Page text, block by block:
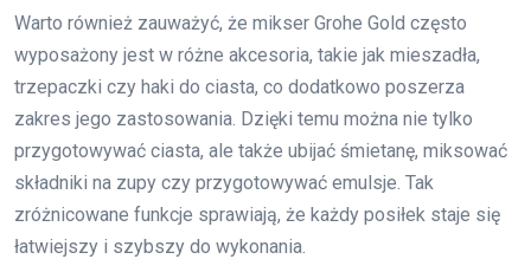
Warto również zauważyć, że mikser Grohe Gold często
wyposażony jest w różne akcesoria, takie jak mieszadła,
trzepaczki czy haki do ciasta, co dodatkowo poszerza
zakres jego zastosowania. Dzięki temu można nie tylko
przygotowywać ciasta, ale także ubijać śmietanę, miksować
składniki na zupy czy przygotowywać emulsje. Tak
zróżnicowane funkcje sprawiają, że każdy posiłek staje się
łatwiejszy i szybszy do wykonania.